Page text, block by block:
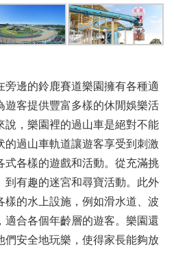
旁邊的鈴鹿賽道樂園擁有各種適
遊客提供豐富多樣的休閒娛樂活
說，樂園裡的過山車是絕對不能
的過山車軌道讓遊客享受到刺激
式各樣的遊戲和活動。從充滿挑
到有趣的迷宮和尋寶活動。此外
樣的水上設施，例如滑水道、波
適合各個年齡層的遊客。樂園還
們安全地玩樂，使得家長能夠放